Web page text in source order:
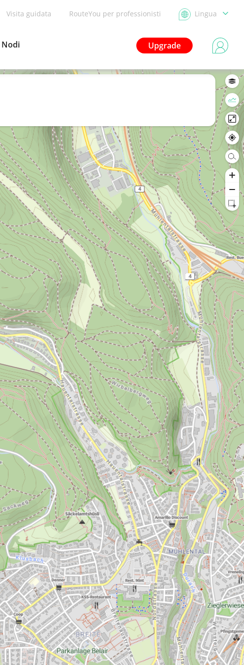
Visita guidata RouteYou per professionisti Lingua
Upgrade
Nodi